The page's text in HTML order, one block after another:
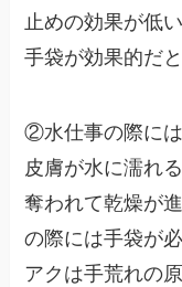
止めの効果が低
手袋が効果的だ
②水仕事の際に
皮膚が水に濡れ
奪われて乾燥が
の際には手袋が
アクは手荒れの